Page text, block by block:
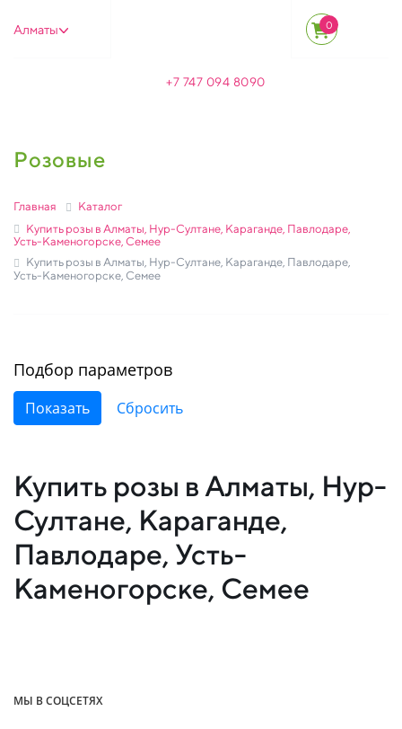
Алматы 0
+7 747 094 8090
Розовые
Главная
Каталог
Купить розы в Алматы, Нур-Султане, Караганде, Павлодаре,
Усть-Каменогорске, Семее
Купить розы в Алматы, Нур-Султане, Караганде, Павлодаре,
Усть-Каменогорске, Семее
Подбор параметров
Купить розы в Алматы, Нур-
Султане, Караганде,
Павлодаре, Усть-
Каменогорске, Семее
МЫ В СОЦСЕТЯХ